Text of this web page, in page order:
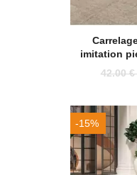
imitation
42.00 €
-15%